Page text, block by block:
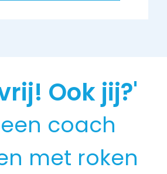
Ook jij?'
coach
met roken